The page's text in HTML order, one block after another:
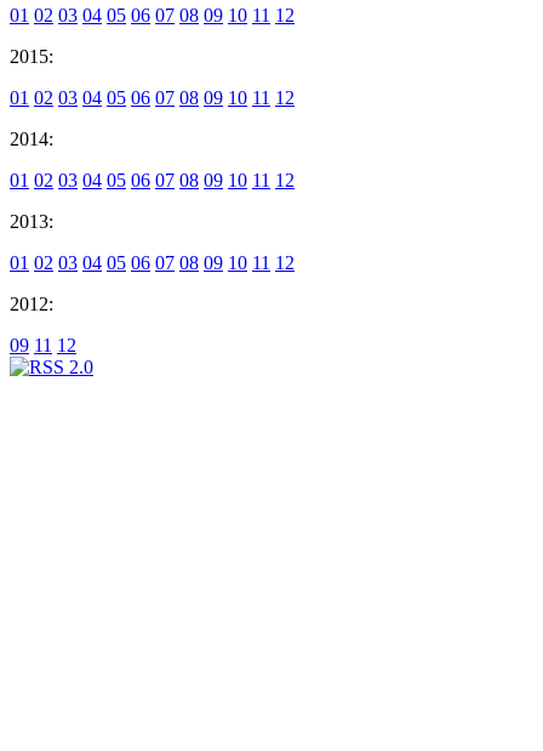
01 02 03 04 05 06 07 08 09 10 11 12
2015:
01 02 03 04 05 06 07 08 09 10 11 12
2014:
01 02 03 04 05 06 07 08 09 10 11 12
2013:
01 02 03 04 05 06 07 08 09 10 11 12
2012:
09 11 12